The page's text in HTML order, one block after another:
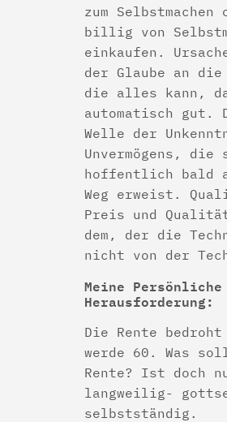
zum Selbstmachen
billig von
einkaufen.
der Glaube an die
die alles kann,
automatisch gut.
Welle der
Unvermögens, die
hoffentlich bald
Weg erweist.
Preis und Qualität
dem, der die
nicht von der
Meine Persönliche
Herausforderung:
Die Rente
werde 60. Was
Rente? Ist doch
langweilig-
selbstständig.